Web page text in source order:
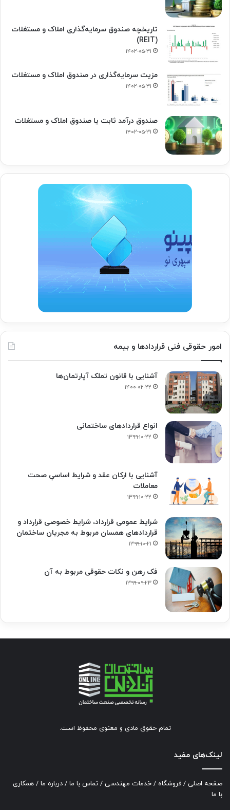
تاریخچه صندوق سرمایه‌گذاری املاک و مستغلات
(REIT)
۱۴۰۲-۰۵-۳۱
مزیت سرمایه‌گذاری در صندوق املاک و مستغلات
۱۴۰۲-۰۵-۳۱
صندوق درآمد ثابت یا صندوق املاک و مستغلات
۱۴۰۲-۰۵-۳۱
امور حقوقی فنی قراردادها و بیمه
آشنایی با قانون تملک آپارتمان‌ها
۱۴۰۰-۰۲-۲۲
انواع قراردادهای ساختمانی
۱۳۹۹-۱۰-۲۲
آشنایی با ارکان عقد و شرايط اساسي صحت
معاملات
۱۳۹۹-۱۰-۲۲
شرایط عمومی قرارداد، شرایط خصوصی قرارداد و
قراردادهای همسان مربوط به مجریان ساختمان
۱۳۹۹-۱۰-۲۱
فک‌ رهن و نکات حقوقی مربوط به آن
۱۳۹۹-۰۹-۲۳
تمام حقوق مادی و معنوی محفوظ است.
لینک‌های مفید
صفحه اصلی / فروشگاه / خدمات مهندسی / تماس با ما / درباره ما / همکاری
با ما